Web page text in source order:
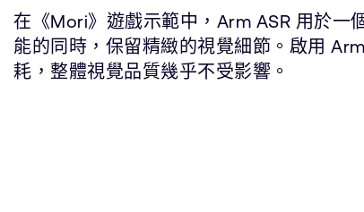
在《Mori》遊戲示範中，Arm ASR 用於一
能的同時，保留精緻的視覺細節。啟用
耗，整體視覺品質幾乎不受影響。